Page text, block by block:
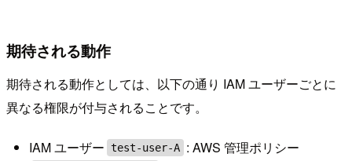
期待される動作
期待される動作としては、以下の通り IAM ユーザーごとに
異なる権限が付与されることです。
IAM ユーザー test-user-A : AWS 管理ポリシー